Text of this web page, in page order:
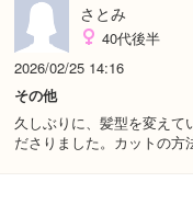
さとみ
40代後半
2026/02/25 14:16
その他
久しぶりに、髪型を変え
ださりました。カットの方